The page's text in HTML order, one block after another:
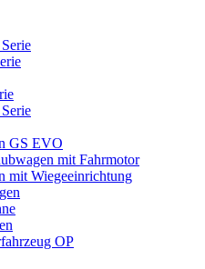
GS EVO
mit Fahrmotor
mit Wiegeeinrichtung
OP